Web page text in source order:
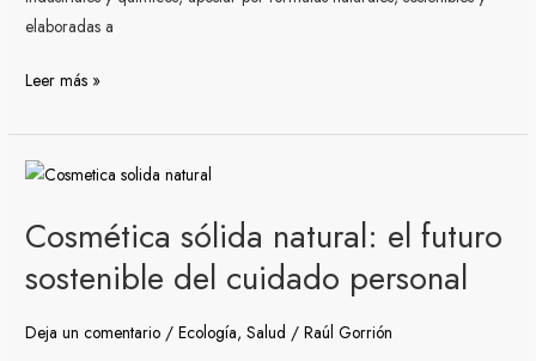
elaboradas a
Leer más »
Cosmética sólida natural: el futuro
sostenible del cuidado personal
Deja un comentario /Ecología,Salud /Raúl Gorrión
Cosmética
natural:
futuro
sostenible